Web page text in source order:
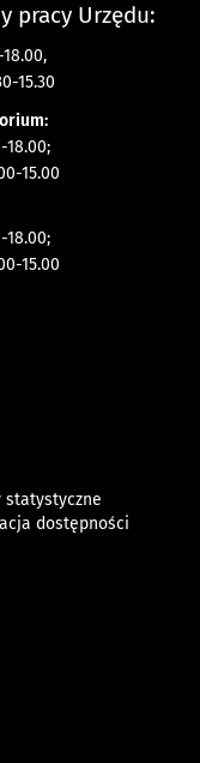
pracy Urzędu:
15.30
18.00;
15.00
18.00;
15.00
statystyczne
dostępności